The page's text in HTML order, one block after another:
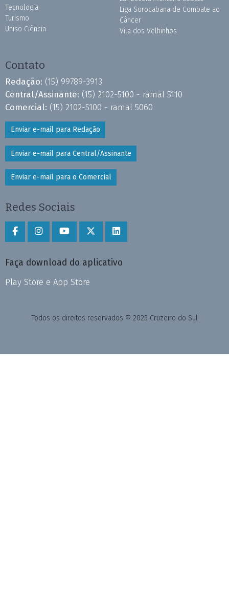
Tecnologia
Turismo
Uniso Ciência
Liga Sorocabana de Combate ao
Câncer
Vila dos Velhinhos
Contato
Redação: (15) 99789-3913
Central/Assinante: (15) 2102-5100 - ramal 5110
Comercial: (15) 2102-5100 - ramal 5060
Enviar e-mail para Redação
Enviar e-mail para Central/Assinante
Enviar e-mail para o Comercial
Redes Sociais
Faça download do aplicativo
Play Store e App Store
Todos os direitos reservados © 2025 Cruzeiro do Sul